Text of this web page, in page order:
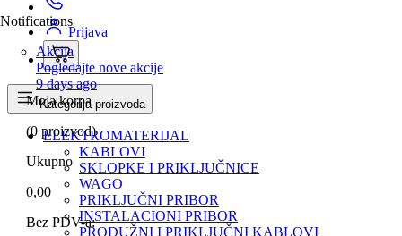
Notifications
Akcija
Pogledajte nove akcije
9 days ago
Prijava
Moja korpa
(0 proizvod)
Ukupno
0,00
Bez PDV-a:
Kategorija proizvoda
ELEKTROMATERIJAL
KABLOVI
SKLOPKE I PRIKLJUČNICE
WAGO
PRIKLJUČNI PRIBOR
INSTALACIONI PRIBOR
PRODUŽNI I PRIKLJUČNI KABLOVI